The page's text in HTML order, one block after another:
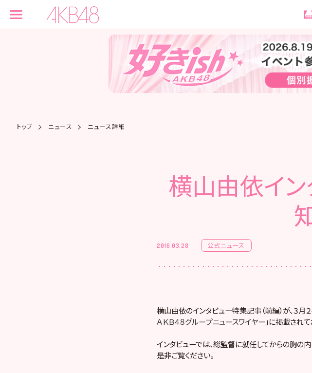
トップ ニュース ニュース詳細
横山由依イ
2016.03.28 公式ニュース
横山由依のインタビュー特集記事（前編）が、３月
ＡＫＢ４８グループニュースワイヤー 」に掲載されて
インタビューでは、総監督に就任してからの胸の内
是非ご覧ください。